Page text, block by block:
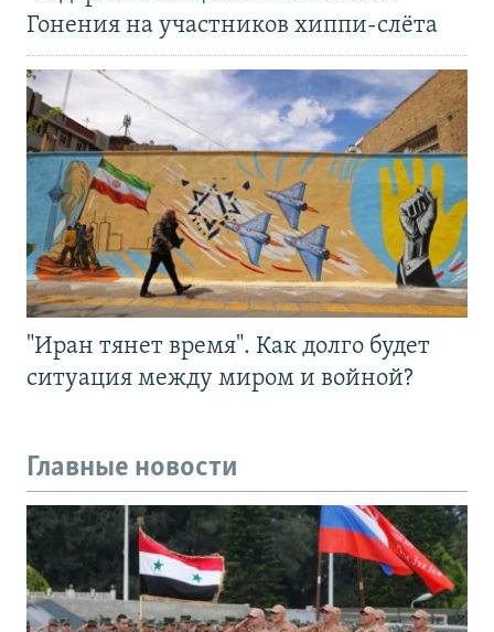
Гонения на участников хиппи-слёта
"Иран тянет время". Как долго будет
ситуация между миром и войной?
Главные новости